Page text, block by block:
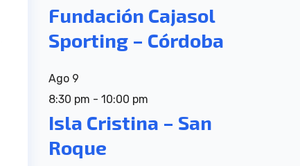
Fundación Cajasol
Sporting – Córdoba
Ago 9
8:30 pm - 10:00 pm
Isla Cristina – San
Roque